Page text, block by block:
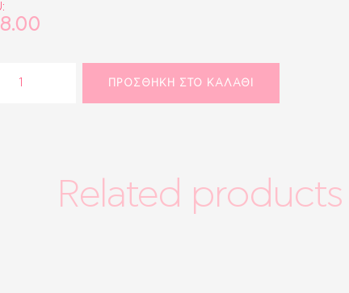
ΠΡΟΣΘΉΚΗ ΣΤΟ ΚΑΛΆΘΙ
Related products